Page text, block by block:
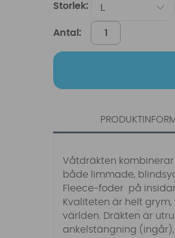
Storlek:
Antal:
Våtdräkten
både limmade,
Fleece-foder på
Kvaliteten är helt
världen. Dräkten är
ankelstängning